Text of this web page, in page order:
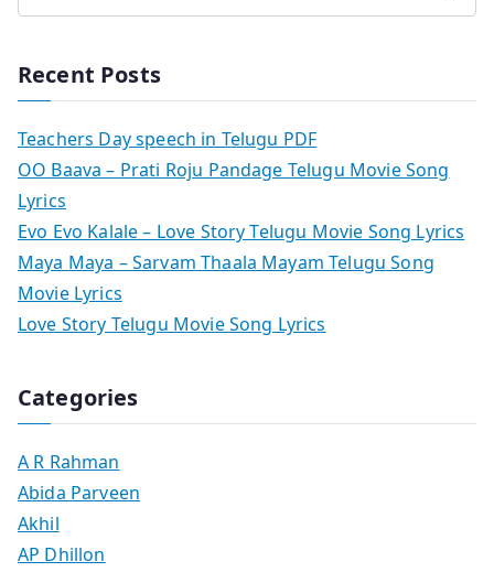
Recent Posts
Teachers Day speech in Telugu PDF
OO Baava – Prati Roju Pandage Telugu Movie Song
Lyrics
Evo Evo Kalale – Love Story Telugu Movie Song Lyrics
Maya Maya – Sarvam Thaala Mayam Telugu Song
Movie Lyrics
Love Story Telugu Movie Song Lyrics
Categories
A R Rahman
Abida Parveen
Akhil
AP Dhillon